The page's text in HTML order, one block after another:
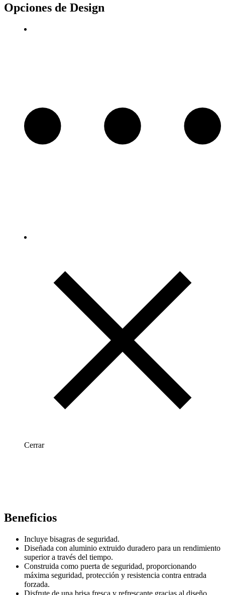
Opciones de Design
Cerrar
Beneficios
Incluye bisagras de seguridad.
Diseñada con aluminio extruido duradero para un rendimiento
superior a través del tiempo.
Construida como puerta de seguridad, proporcionando
máxima seguridad, protección y resistencia contra entrada
forzada.